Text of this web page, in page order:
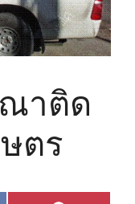
าติด
ตร